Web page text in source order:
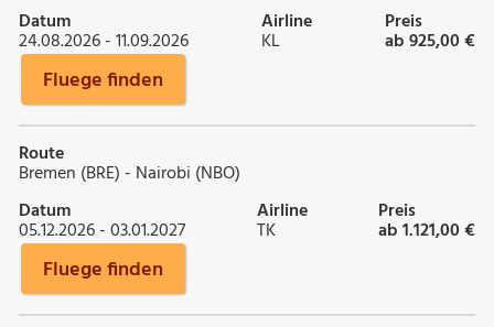
Datum
24.08.2026 - 11.09.2026
Airline
KL
Preis
ab 925,00 €
Fluege finden
Route
Bremen (BRE) - Nairobi (NBO)
Datum
05.12.2026 - 03.01.2027
Airline
TK
Preis
ab 1.121,00 €
Fluege finden